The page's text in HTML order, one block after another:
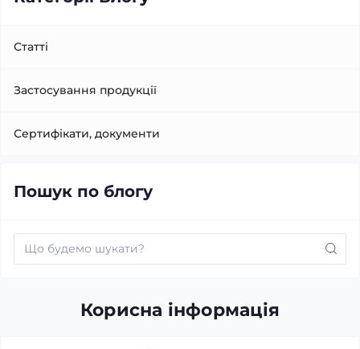
Статті
Застосування продукції
Сертифікати, документи
Пошук по блогу
Корисна інформація